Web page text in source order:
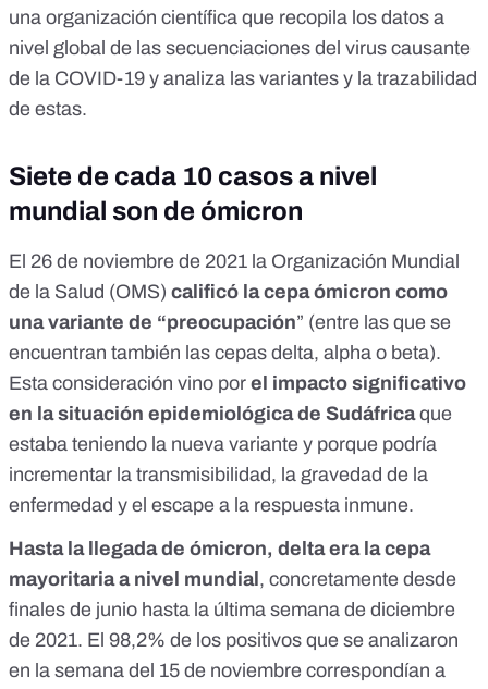
una organización científica que recopila los datos a
nivel global de las secuenciaciones del virus causante
de la COVID-19 y analiza las variantes y la trazabilidad
de estas.
Siete de cada 10 casos a nivel
mundial son de ómicron
El 26 de noviembre de 2021 la Organización Mundial
de la Salud (OMS) calificó la cepa ómicron como
una variante de “preocupación” (entre las que se
encuentran también las cepas delta, alpha o beta).
Esta consideración vino por el impacto significativo
en la situación epidemiológica de Sudáfricaque
estaba teniendo la nueva variante y porque podría
incrementar la transmisibilidad, la gravedad de la
enfermedad y el escape a la respuesta inmune.
Hasta la llegada de ómicron, delta era la cepa
mayoritaria a nivel mundial , concretamente desde
finales de junio hasta la última semana de diciembre
de 2021. El 98,2% de los positivos que se analizaron
en la semana del 15 de noviembre correspondían a